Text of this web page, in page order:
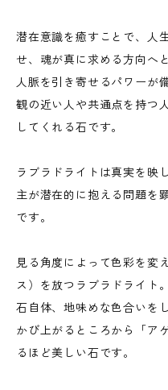
潜在意識を癒すことで、人
せ、魂が真に求める方向へ
人脈を引き寄せるパワーが
観の近い人や共通点を持つ
してくれる石です。
ラブラドライトは真実を映
主が潜在的に抱える問題を
です。
見る角度によって色彩を変
ス）を放つラブラドライト
石自体、地味めな色合いを
かび上がるところから「ア
るほど美しい石です。